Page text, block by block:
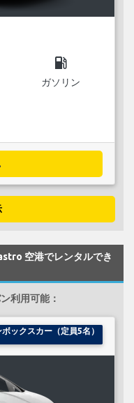
local_gas_station
ガソリン
空港でレンタルでき
利用可能：
ボックスカー（定員5名）